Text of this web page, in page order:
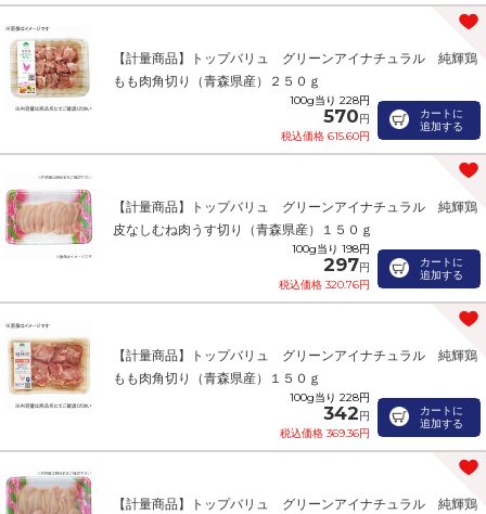
【計量商品】トップバリュ グリーンアイナチュラル 純輝鶏
もも肉角切り（青森県産）２５０ｇ
100g当り 228円
570円
税込価格 615.60円
カートに
追加する
【計量商品】トップバリュ グリーンアイナチュラル 純輝鶏
皮なしむね肉うす切り（青森県産）１５０ｇ
100g当り 198円
297円
税込価格 320.76円
カートに
追加する
【計量商品】トップバリュ グリーンアイナチュラル 純輝鶏
もも肉角切り（青森県産）１５０ｇ
100g当り 228円
342円
税込価格 369.36円
カートに
追加する
【計量商品】トップバリュ グリーンアイナチュラル 純輝鶏